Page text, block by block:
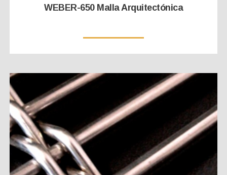
WEBER-650 Malla Arquitectónica